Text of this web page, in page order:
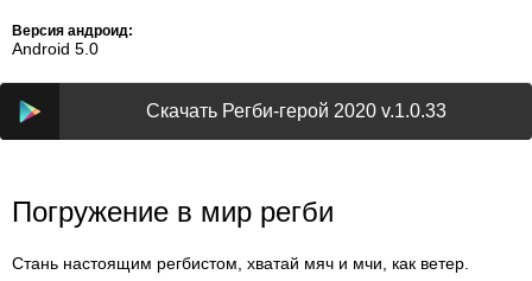
Версия андроид:
Android 5.0
Скачать Регби-герой 2020 v.1.0.33
Погружение в мир регби
Стань настоящим регбистом, хватай мяч и мчи, как ветер.